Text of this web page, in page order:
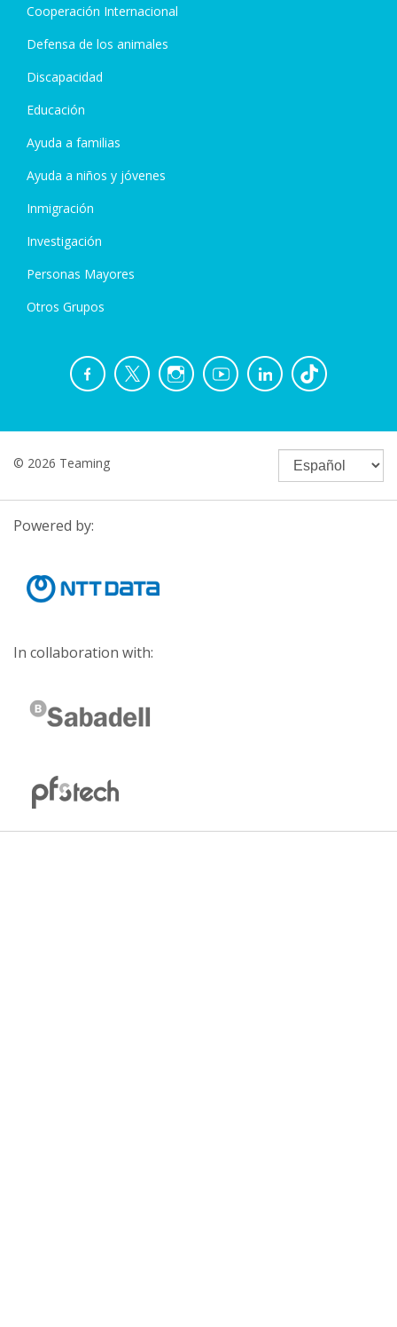
Cooperación Internacional
Defensa de los animales
Discapacidad
Educación
Ayuda a familias
Ayuda a niños y jóvenes
Inmigración
Investigación
Personas Mayores
Otros Grupos
© 2026 Teaming
Powered by:
In collaboration with: